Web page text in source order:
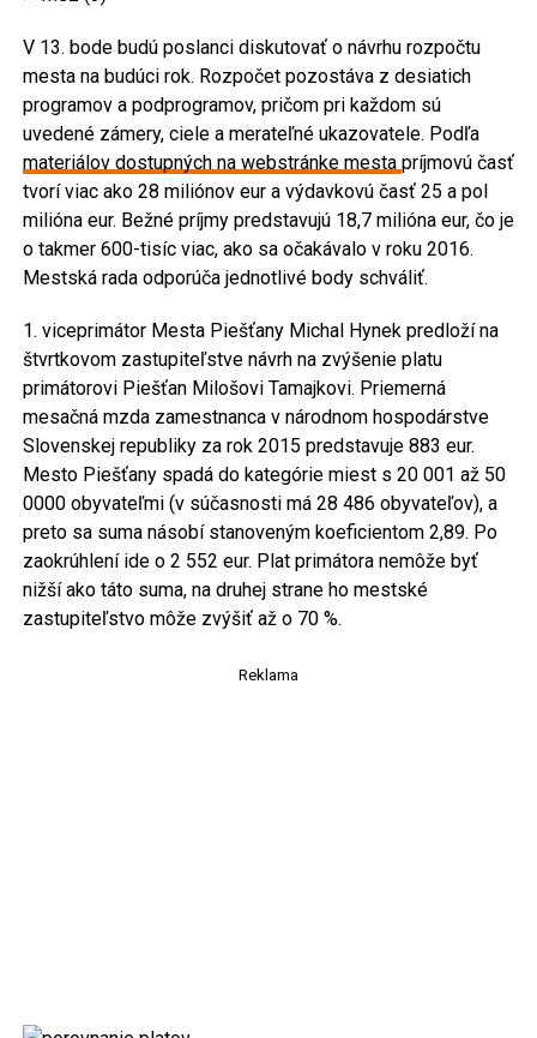
V 13. bode budú poslanci diskutovať o návrhu rozpočtu
mesta na budúci rok. Rozpočet pozostáva z desiatich
programov a podprogramov, pričom pri každom sú
uvedené zámery, ciele a merateľné ukazovatele. Podľa
materiálov dostupných na webstránke mesta príjmovú časť
tvorí viac ako 28 miliónov eur a výdavkovú časť 25 a pol
milióna eur. Bežné príjmy predstavujú 18,7 milióna eur, čo je
o takmer 600-tisíc viac, ako sa očakávalo v roku 2016.
Mestská rada odporúča jednotlivé body schváliť.
1. viceprimátor Mesta Piešťany Michal Hynek predloží na
štvrtkovom zastupiteľstve návrh na zvýšenie platu
primátorovi Piešťan Milošovi Tamajkovi. Priemerná
mesačná mzda zamestnanca v národnom hospodárstve
Slovenskej republiky za rok 2015 predstavuje 883 eur.
Mesto Piešťany spadá do kategórie miest s 20 001 až 50
0000 obyvateľmi (v súčasnosti má 28 486 obyvateľov), a
preto sa suma násobí stanoveným koeficientom 2,89. Po
zaokrúhlení ide o 2 552 eur. Plat primátora nemôže byť
nižší ako táto suma, na druhej strane ho mestské
zastupiteľstvo môže zvýšiť až o 70 %.
Reklama